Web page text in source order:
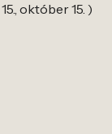
október 15. )